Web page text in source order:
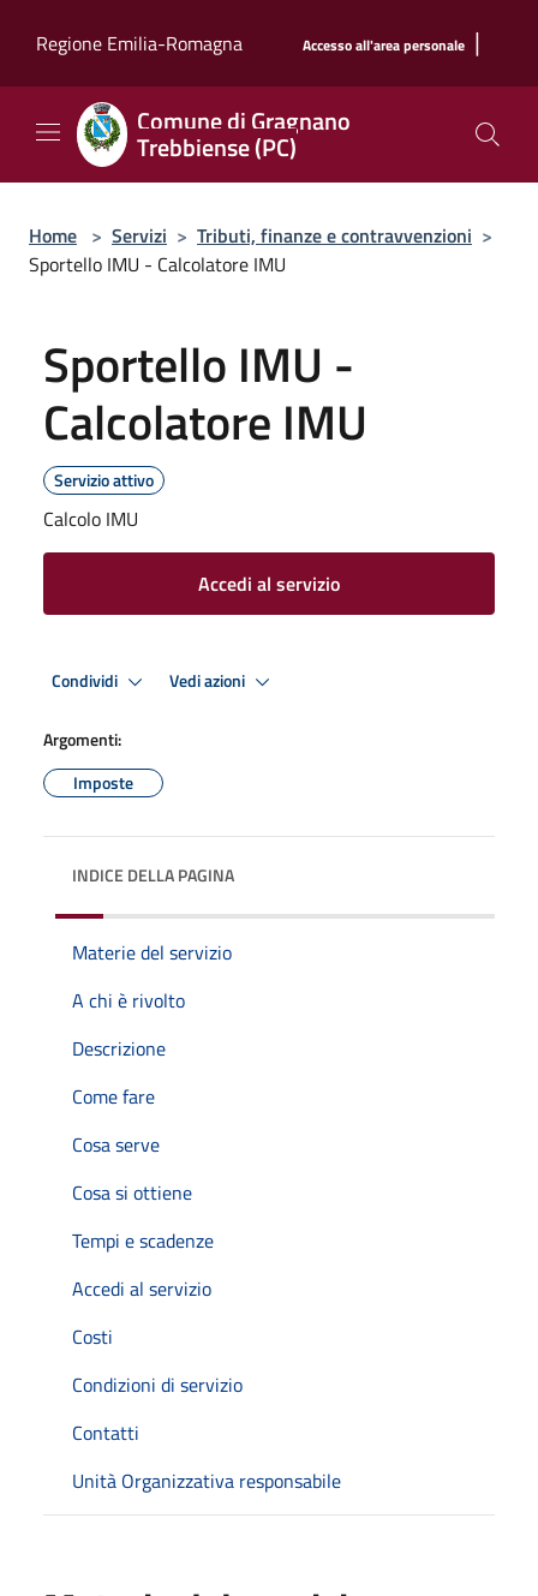
Regione Emilia-Romagna
Accesso all'area personale |
Comune di Gragnano
Trebbiense (PC)
Home > Servizi > Tributi, finanze e contravvenzioni >
Sportello IMU - Calcolatore IMU
Sportello IMU -
Calcolatore IMU
Servizio attivo
Calcolo IMU
Accedi al servizio
Condividi Vedi azioni
Argomenti:
Imposte
INDICE DELLA PAGINA
Materie del servizio
A chi è rivolto
Descrizione
Come fare
Cosa serve
Cosa si ottiene
Tempi e scadenze
Accedi al servizio
Costi
Condizioni di servizio
Contatti
Unità Organizzativa responsabile